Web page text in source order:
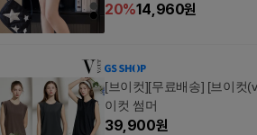
20%14,960원
[브이컷][무료배송] [브이컷
이컷 썸머
39,900원